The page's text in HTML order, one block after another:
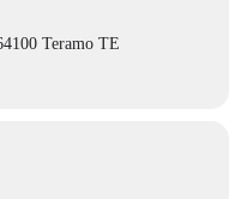
Teramo TE